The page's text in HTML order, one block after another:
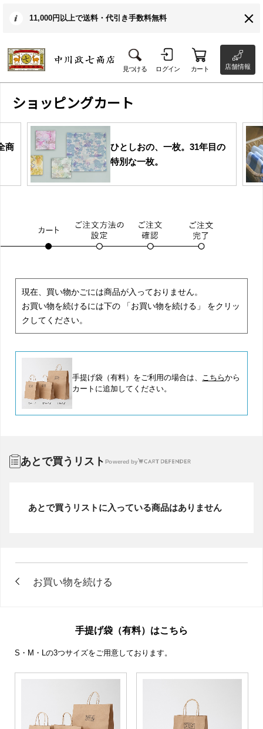
11,000円以上で送料・代引き手数料無料
見つける ログイン カート 店舗情報
ショッピングカート
商
ひとしおの、一枚。31年目の
特別な一枚。
現在、買い物かごには商品が入っておりません。
お買い物を続けるには下の 「お買い物を続ける」 をクリッ
クしてください。
手提げ袋（有料）をご利用の場合は、 こちらから
カートに追加してください。
あとで買うリスト Powered by
あとで買うリストに入っている商品はありません
手提げ袋（有料）はこちら
S・M・Lの3つサイズをご用意しております。